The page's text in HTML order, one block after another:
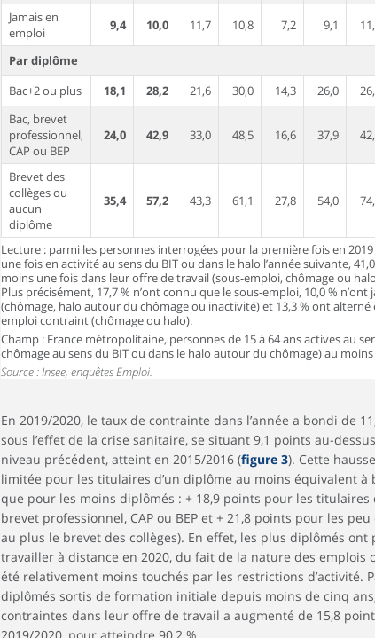
Jamais en
emploi
9,4 10,0 11,7 10,8 7,2 9,1
Par diplôme
Bac+2 ou plus
18,1 28,2 21,6 30,0 14,3 26,0
Bac, brevet
professionnel,
CAP ou BEP
24,0 42,9 33,0 48,5 16,6 37,9
Brevet des
collèges ou
aucun
diplôme
35,4 57,2 43,3 61,1 27,8 54,0
Lecture : parmi les personnes interrogées pour la première fois en
une fois en activité au sens du BIT ou dans le halo l’année suivante,
moins une fois dans leur offre de travail (sous-emploi, chômage ou
Plus précisément, 17,7 % n’ont connu que le sous‑emploi, 10,0 %
(chômage, halo autour du chômage ou inactivité) et 13,3 % ont
emploi contraint (chômage ou halo).
Champ : France métropolitaine, personnes de 15 à 64 ans actives au
chômage au sens du BIT ou dans le halo autour du chômage) au
Source : Insee, enquêtes Emploi.
En 2019/2020, le taux de contrainte dans l’année a bondi de
sous l’effet de la crise sanitaire, se situant 9,1 points au-
niveau précédent, atteint en 2015/2016 (figure 3). Cette
limitée pour les titulaires d’un diplôme au moins équivalent à
que pour les moins diplômés : + 18,9 points pour les titulaires
brevet professionnel, CAP ou BEP et + 21,8 points pour les
au plus le brevet des collèges). En effet, les plus diplômés ont
travailler à distance en 2020, du fait de la nature des emplois
été relativement moins touchés par les restrictions d’activité.
diplômés sortis de formation initiale depuis moins de cinq
contraintes dans leur offre de travail a augmenté de 15,8